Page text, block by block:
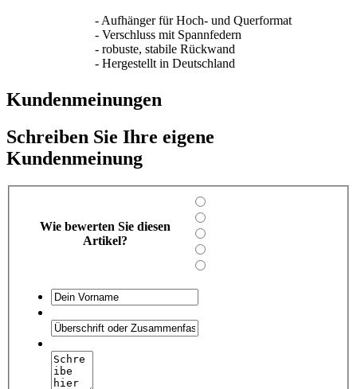
- Aufhänger für Hoch- und Querformat
- Verschluss mit Spannfedern
- robuste, stabile Rückwand
- Hergestellt in Deutschland
Kundenmeinungen
Schreiben Sie Ihre eigene
Kundenmeinung
Wie bewerten Sie diesen
Artikel?